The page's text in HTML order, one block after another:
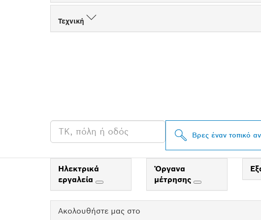
Τεχνική
Βρες έναν τοπικό
Ηλεκτρικά
εργαλεία
Όργανα
μέτρησης
Ακολουθήστε μας στο